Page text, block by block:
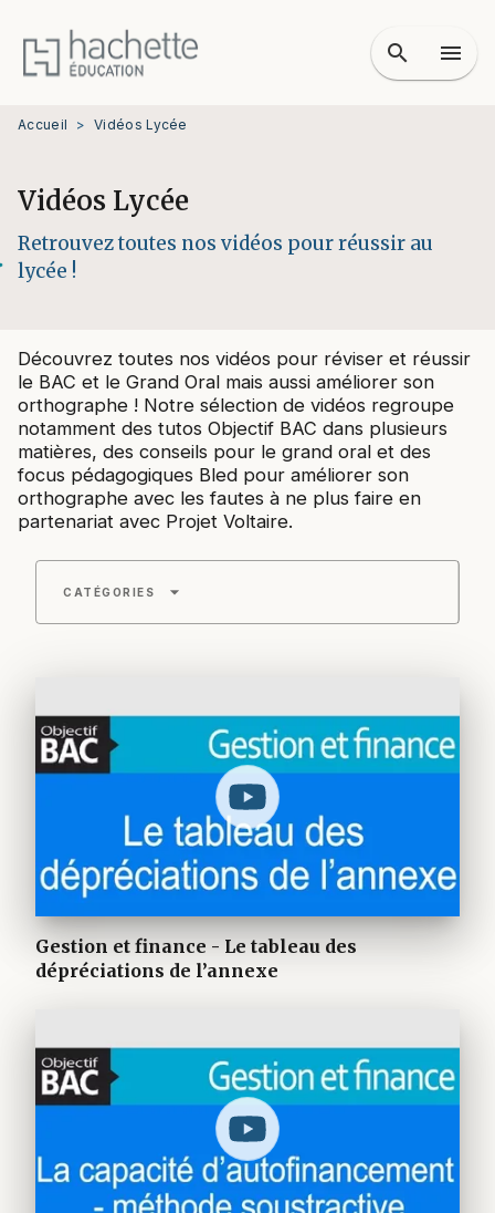
MENU RECHERCHE
PIED DE PAGE
search menu
Accueil > Vidéos Lycée
Vidéos Lycée
Retrouvez toutes nos vidéos pour réussir au
lycée !
Découvrez toutes nos vidéos pour réviser et réussir
le BAC et le Grand Oral mais aussi améliorer son
orthographe ! Notre sélection de vidéos regroupe
notamment des tutos Objectif BAC dans plusieurs
matières, des conseils pour le grand oral et des
focus pédagogiques Bled pour améliorer son
orthographe avec les fautes à ne plus faire en
partenariat avec Projet Voltaire.
CATÉGORIES arrow_drop_down
Gestion et finance - Le tableau des
dépréciations de l’annexe